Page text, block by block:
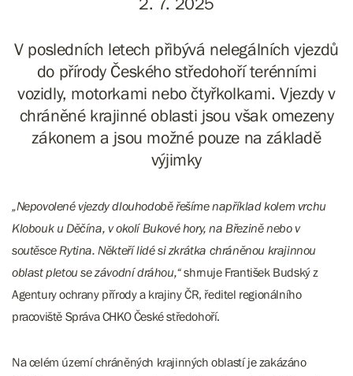
V posledních letech přibývá nelegálních vjezdů
do přírody Českého středohoří terénními
vozidly, motorkami nebo čtyřkolkami. Vjezdy v
chráněné krajinné oblasti jsou však omezeny
zákonem a jsou možné pouze na základě
výjimky
„Nepovolené vjezdy dlouhodobě řešíme například kolem vrchu
Klobouk u Děčína, v okolí Bukové hory, na Březině nebo v
soutěsce Rytina. Někteří lidé si zkrátka chráněnou krajinnou
oblast pletou se závodní dráhou,“shrnuje František Budský z
Agentury ochrany přírody a krajiny ČR, ředitel regionálního
pracoviště Správa CHKO České středohoří.
Na celém území chráněných krajinných oblastí je zakázáno